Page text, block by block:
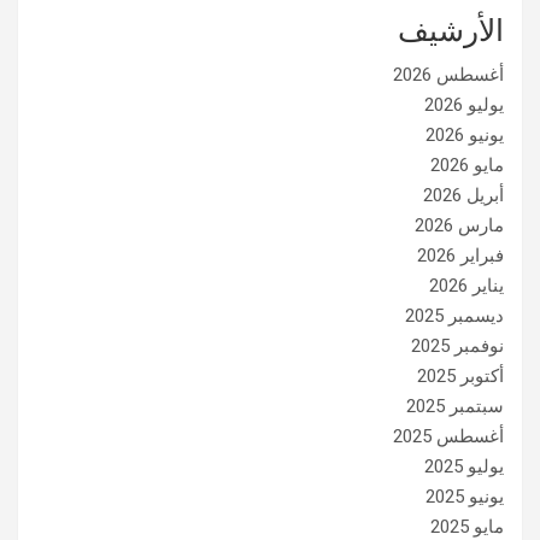
الأرشيف
أغسطس 2026
يوليو 2026
يونيو 2026
مايو 2026
أبريل 2026
مارس 2026
فبراير 2026
يناير 2026
ديسمبر 2025
نوفمبر 2025
أكتوبر 2025
سبتمبر 2025
أغسطس 2025
يوليو 2025
يونيو 2025
مايو 2025